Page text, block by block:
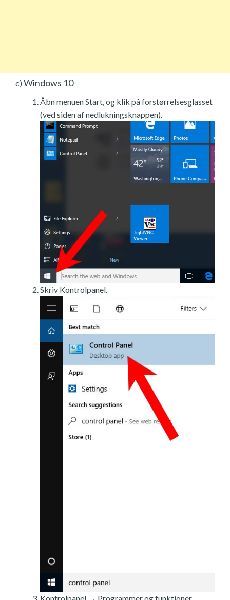
c) Windows 10
Åbn menuen Start, og klik på forstørrelsesglasset
(ved siden af nedlukningsknappen).
Skriv Kontrolpanel.